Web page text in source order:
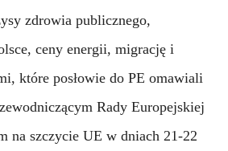
zdrowia publicznego,
ceny energii, migrację i
które posłowie do PE omawiali
Rady Europejskiej
na szczycie UE w dniach 21-22